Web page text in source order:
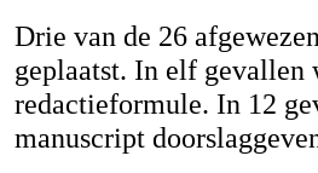
Drie van de 26
geplaatst. In elf gevallen
redactieformule. In 12
manuscript